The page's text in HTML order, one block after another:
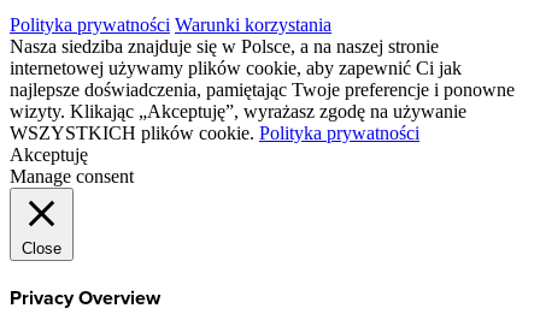
Polityka prywatności Warunki korzystania
Nasza siedziba znajduje się w Polsce, a na naszej stronie
internetowej używamy plików cookie, aby zapewnić Ci jak
najlepsze doświadczenia, pamiętając Twoje preferencje i ponowne
wizyty. Klikając „Akceptuję”, wyrażasz zgodę na używanie
WSZYSTKICH plików cookie. Polityka prywatności
Akceptuję
Manage consent
Close
Privacy Overview